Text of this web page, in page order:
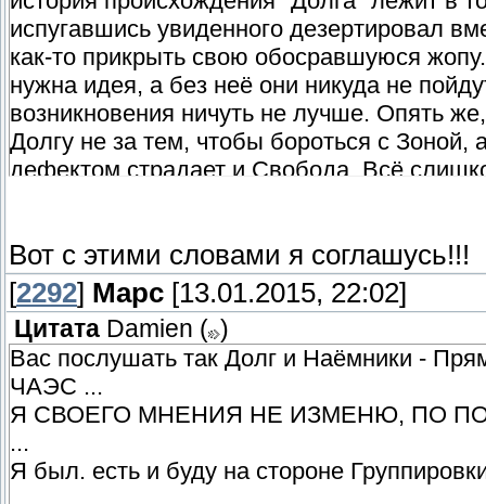
испугавшись увиденного дезертировал
как-то прикрыть свою обосравшуюся
нужна идея, а без неё они никуда не
возникновения ничуть не лучше. Опять
Долгу не за тем, чтобы бороться с
дефектом страдает и Свобода. Всё
нет. Стреляют Свободовцев и мутантов,
и мутантов, торгует артефактами.
поводу "кто круче" равносильно спору о
почему?
Вот с этими словами я соглашусь!!!
[2292] Марс [13.01.2015, 22:02]
Цитата Damien ( )
Вас послушать так Долг и Наёмники -
ЧАЭС ...
Я СВОЕГО МНЕНИЯ НЕ ИЗМЕНЮ, ПО
...
Я был. есть и буду на стороне